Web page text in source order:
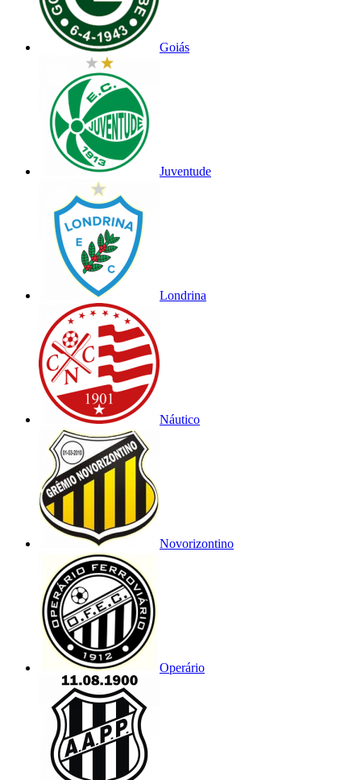
Goiás
Juventude
Londrina
Náutico
Novorizontino
Operário